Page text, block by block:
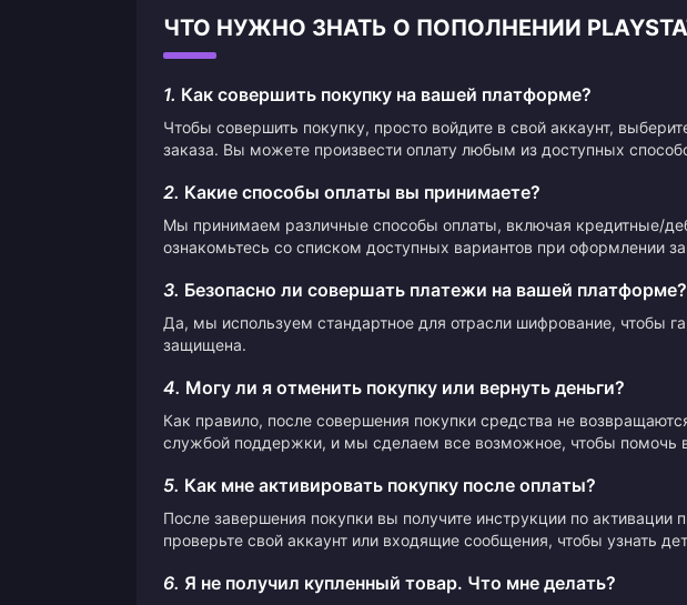
ЧТО НУЖНО ЗНАТЬ О ПОПОЛНЕНИИ
1. Как совершить покупку на вашей платформе?
Чтобы совершить покупку, просто войдите в свой аккаунт,
заказа. Вы можете произвести оплату любым из доступных
2. Какие способы оплаты вы принимаете?
Мы принимаем различные способы оплаты, включая кредитные/
ознакомьтесь со списком доступных вариантов при оформлении
3. Безопасно ли совершать платежи на вашей платформе?
Да, мы используем стандартное для отрасли шифрование, чтобы
защищена.
4. Могу ли я отменить покупку или вернуть деньги?
Как правило, после совершения покупки средства не
службой поддержки, и мы сделаем все возможное, чтобы помочь
5. Как мне активировать покупку после оплаты?
После завершения покупки вы получите инструкции по активации
проверьте свой аккаунт или входящие сообщения, чтобы узнать
6. Я не получил купленный товар. Что мне делать?